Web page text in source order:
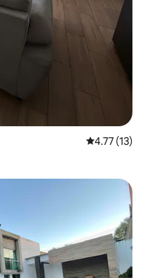
平均评分
4.77 (13)